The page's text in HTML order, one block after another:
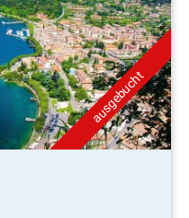
ausgebucht